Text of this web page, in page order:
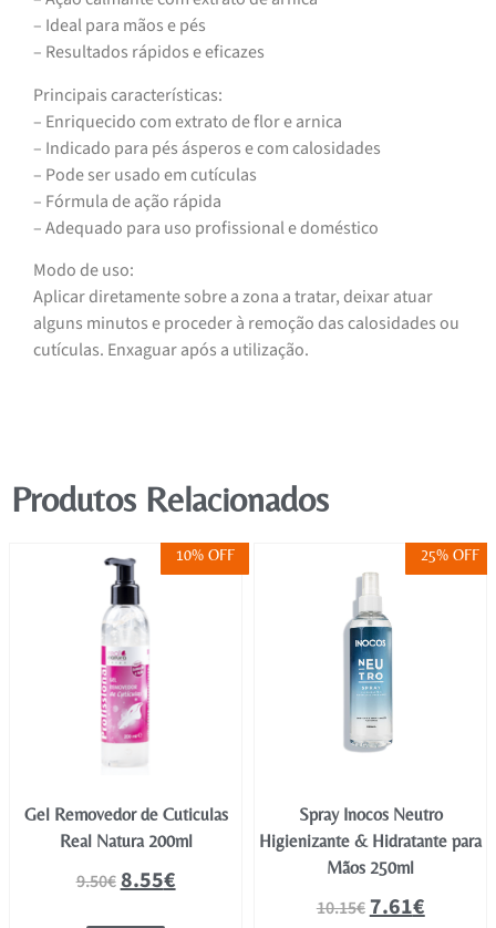
– Ideal para mãos e pés
– Resultados rápidos e eficazes
Principais características:
– Enriquecido com extrato de flor e arnica
– Indicado para pés ásperos e com calosidades
– Pode ser usado em cutículas
– Fórmula de ação rápida
– Adequado para uso profissional e doméstico
Modo de uso:
Aplicar diretamente sobre a zona a tratar, deixar atuar
alguns minutos e proceder à remoção das calosidades ou
cutículas. Enxaguar após a utilização.
Produtos Relacionados
10% OFF
Gel Removedor de Cuticulas
Real Natura 200ml
9.50€8.55€
25% OFF
Spray Inocos Neutro
Higienizante & Hidratante para
Mãos 250ml
10.15€7.61€